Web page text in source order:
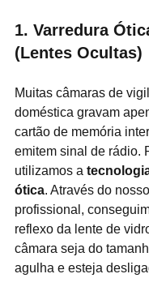
1. Varredura
(Lentes Ocultas)
Muitas câmaras de
doméstica gravam
cartão de memória
emitem sinal de rádio.
utilizamos a
ótica. Através do
profissional,
reflexo da lente de
câmara seja do
agulha e esteja